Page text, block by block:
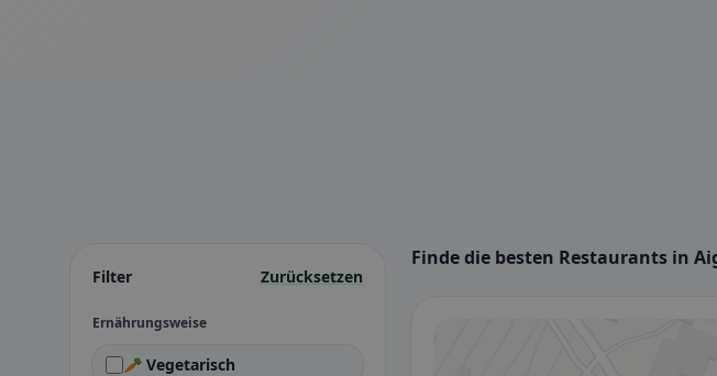
Filter Zurücksetzen
Ernährungsweise
🥕 Vegetarisch
Finde die besten Restaurants in